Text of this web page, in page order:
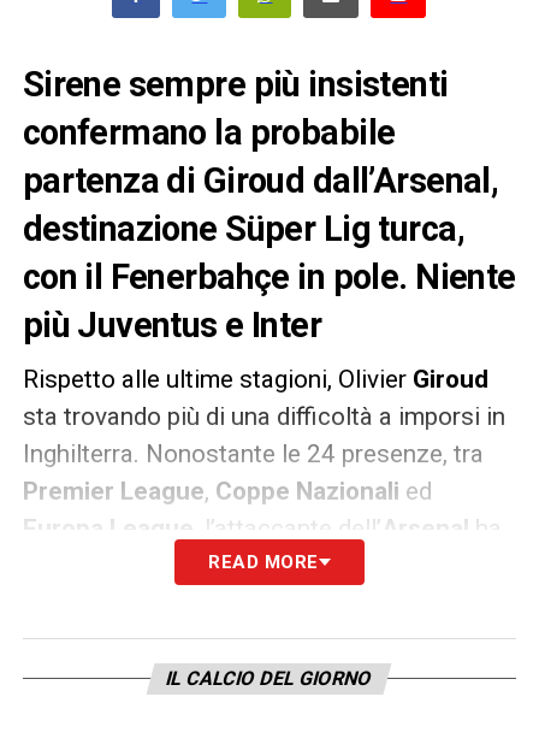
Sirene sempre più insistenti
confermano la probabile
partenza di Giroud dall’Arsenal,
destinazione Süper Lig turca,
con il Fenerbahçe in pole. Niente
più Juventus e Inter
Rispetto alle ultime stagioni, Olivier Giroud
sta trovando più di una difficoltà a imporsi in
Inghilterra. Nonostante le 24 presenze, tra
Premier League, Coppe Nazionali ed
Europa League
, l’attaccante dell’ Arsenal ha
realizzato soltanto 7 reti, anche per via
Lacazette. Per evitare, allora, di perdere
l’occasione della convocazione per i
READ MORE
IL CALCIO DEL GIORNO